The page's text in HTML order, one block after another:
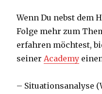
Wenn Du nebst dem
Folge mehr zum
erfahren möchtest,
seinerAcademy
– Situationsanalyse